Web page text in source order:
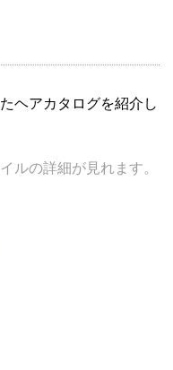
ヘアカタログを紹介し
ルの詳細が見れます。